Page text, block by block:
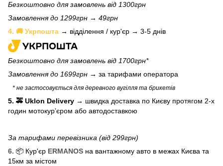
Безкоштовно для замовлень від 1300грн
Замовлення до 1299грн → 49грн
4. 🚚 Укрпошта → відділення / кур'єр → 3-5 днів
Безкоштовно для замовлень від 1700грн*
Замовлення до 1699грн → за тарифами оператора
* не застосовується для деревного вугілля та брикетів
5. 🚕 Uklon Delivery → швидка доставка по Києву протягом 2-х
годин мотокурʼєром або автодоставкою
За тарифами перевізника (від 299грн)
6. 📦 Кур'єр ERMANOS на вантажному авто в межах Києва та
15км за містом